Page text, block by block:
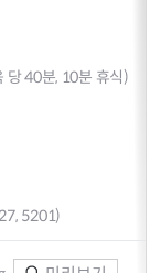
40분, 10분 휴식)
5201)